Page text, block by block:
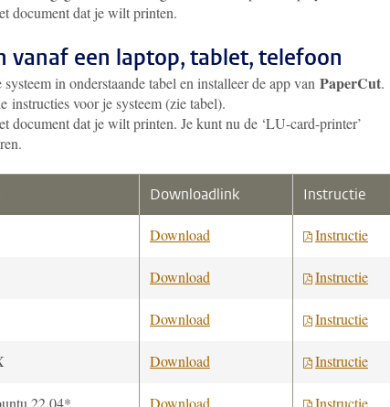
document dat je wilt printen.
vanaf een laptop, tablet, telefoon
in onderstaande tabel en installeer de app van PaperCut.
instructies voor je systeem (zie tabel).
document dat je wilt printen. Je kunt nu de ‘LU-card-printer’
Downloadlink Instructie
Download Instructie
Download Instructie
Download Instructie
Download Instructie
22.04* Download Instructie